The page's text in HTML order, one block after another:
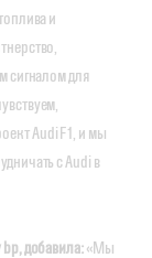
и
сигналом для
Audi F1, и мы
с Audi в
добавила:«Мы